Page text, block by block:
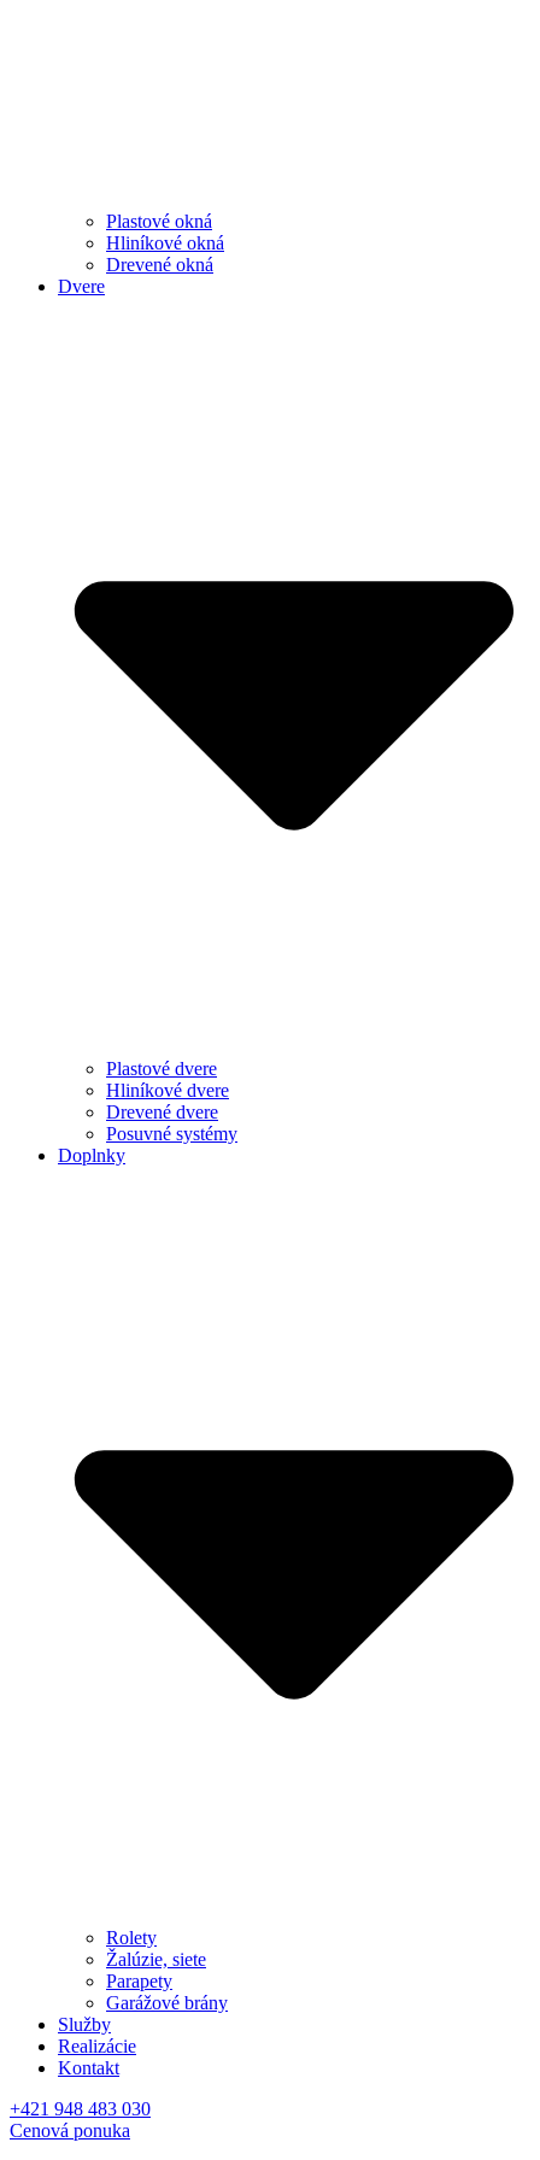
Plastové okná
Hliníkové okná
Drevené okná
Dvere
Plastové dvere
Hliníkové dvere
Drevené dvere
Posuvné systémy
Doplnky
Rolety
Žalúzie, siete
Parapety
Garážové brány
Služby
Realizácie
Kontakt
+421 948 483 030
Cenová ponuka